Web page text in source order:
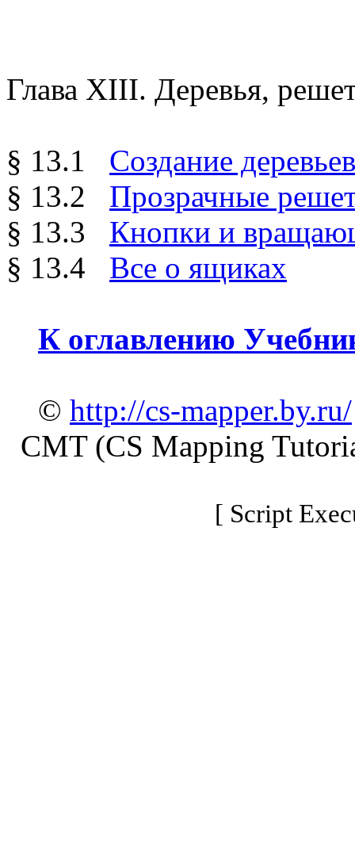
Глава XIII. Деревья,
§ 13.1 Создание деревьев
§ 13.2 Прозрачные
§ 13.3 Кнопки и
§ 13.4 Все о ящиках
К оглавлению
© http://cs-mapper.by.ru/
CMT (CS Mapping
[ Script